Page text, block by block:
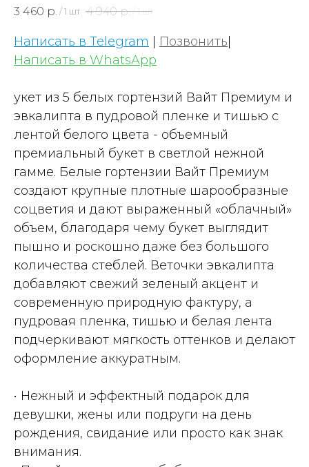
3 460 р. / 1 шт 4 940 р. / 1 шт
Написать в Telegram Позвонить
Написать в WhatsApp
укет из 5 белых гортензий Вайт Премиум и
эвкалипта в пудровой пленке и тишью с
лентой белого цвета - объемный
премиальный букет в светлой нежной
гамме. Белые гортензии Вайт Премиум
создают крупные плотные шарообразные
соцветия и дают выраженный «облачный»
объем, благодаря чему букет выглядит
пышно и роскошно даже без большого
количества стеблей. Веточки эвкалипта
добавляют свежий зеленый акцент и
современную природную фактуру, а
пудровая пленка, тишью и белая лента
подчеркивают мягкость оттенков и делают
оформление аккуратным.
• Нежный и эффектный подарок для
девушки, жены или подруги на день
рождения, свидание или просто как знак
внимания.